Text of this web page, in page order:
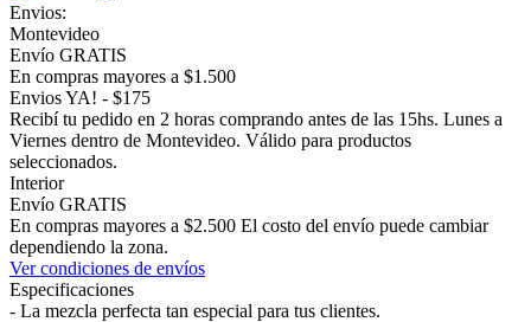
Envios:
Montevideo
Envío GRATIS
En compras mayores a $1.500
Envios YA! - $175
Recibí tu pedido en 2 horas comprando antes de las 15hs. Lunes a
Viernes dentro de Montevideo. Válido para productos
seleccionados.
Interior
Envío GRATIS
En compras mayores a $2.500 El costo del envío puede cambiar
dependiendo la zona.
Ver condiciones de envíos
Especificaciones
- La mezcla perfecta tan especial para tus clientes.